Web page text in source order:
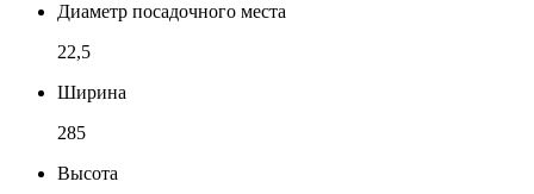
Диаметр посадочного места
22,5
Ширина
285
Высота